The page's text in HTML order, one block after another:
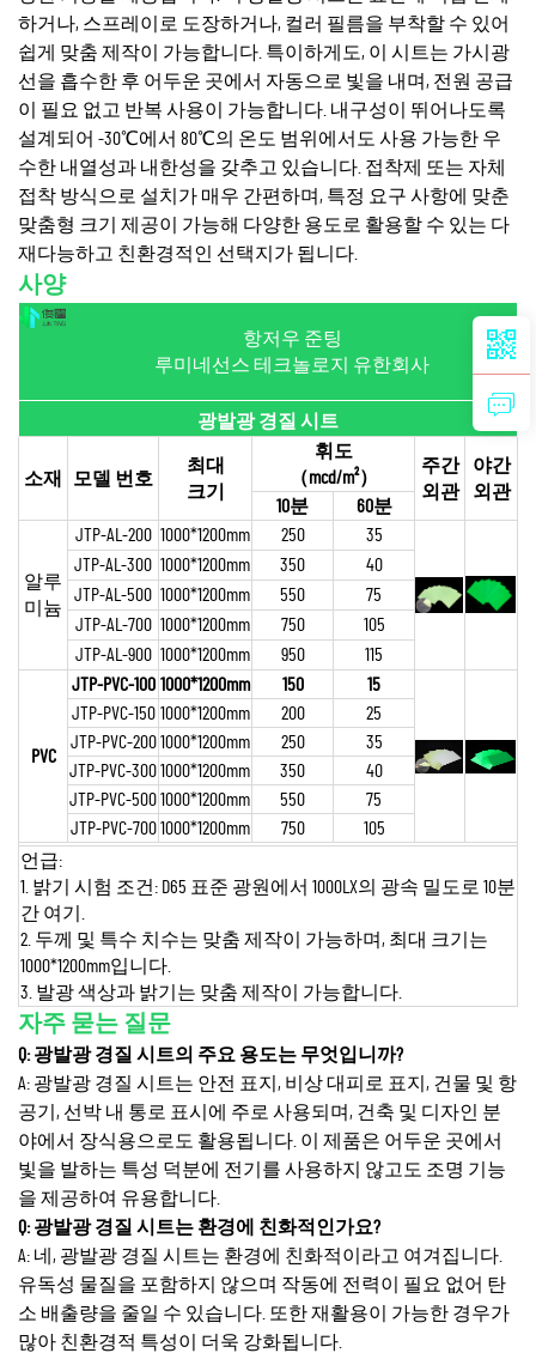
하거나, 스프레이로 도장하거나, 컬러 필름을 부착할 수 있어
쉽게 맞춤 제작이 가능합니다. 특이하게도, 이 시트는 가시광
선을 흡수한 후 어두운 곳에서 자동으로 빛을 내며, 전원 공급
이 필요 없고 반복 사용이 가능합니다. 내구성이 뛰어나도록
설계되어 -30℃에서 80℃의 온도 범위에서도 사용 가능한 우
수한 내열성과 내한성을 갖추고 있습니다. 접착제 또는 자체
접착 방식으로 설치가 매우 간편하며, 특정 요구 사항에 맞춘
맞춤형 크기 제공이 가능해 다양한 용도로 활용할 수 있는 다
재다능하고 친환경적인 선택지가 됩니다.
사양
항저우 준팅
루미네선스 테크놀로지 유한회사
광발광 경질 시트
소재 모델 번호
최대
크기
휘도
（mcd/m²）
주간
외관
야간
외관
10분 60분
알루
미늄
JTP-AL-200 1000*1200mm 250
35
JTP-AL-300 1000*1200mm 350
40
JTP-AL-500 1000*1200mm 550
75
JTP-AL-700 1000*1200mm 750
105
JTP-AL-900 1000*1200mm 950 115
PVC
JTP-PVC-100 1000*1200mm 150
15
JTP-PVC-150 1000*1200mm 200
25
JTP-PVC-200 1000*1200mm 250
35
JTP-PVC-3001000*1200mm 350
40
JTP-PVC-5001000*1200mm 550
75
JTP-PVC-700 1000*1200mm 750
105
언급:
1. 밝기 시험 조건: D65 표준 광원에서 1000LX의 광속 밀도로 10분
간 여기.
2. 두께 및 특수 치수는 맞춤 제작이 가능하며, 최대 크기는
1000*1200mm입니다.
3. 발광 색상과 밝기는 맞춤 제작이 가능합니다.
자주 묻는 질문
Q: 광발광 경질 시트의 주요 용도는 무엇입니까?
A: 광발광 경질 시트는 안전 표지, 비상 대피로 표지, 건물 및 항
공기, 선박 내 통로 표시에 주로 사용되며, 건축 및 디자인 분
야에서 장식용으로도 활용됩니다. 이 제품은 어두운 곳에서
빛을 발하는 특성 덕분에 전기를 사용하지 않고도 조명 기능
을 제공하여 유용합니다.
Q: 광발광 경질 시트는 환경에 친화적인가요?
A: 네, 광발광 경질 시트는 환경에 친화적이라고 여겨집니다.
유독성 물질을 포함하지 않으며 작동에 전력이 필요 없어 탄
소 배출량을 줄일 수 있습니다. 또한 재활용이 가능한 경우가
많아 친환경적 특성이 더욱 강화됩니다.